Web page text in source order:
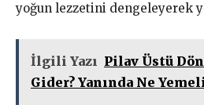
yoğun lezzetini dengeleyerek
İlgili Yazı Pilav Üstü
Gider? Yanında Ne